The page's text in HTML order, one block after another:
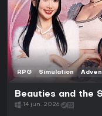
RPG Simulation
Beauties and the
14 jun. 2026